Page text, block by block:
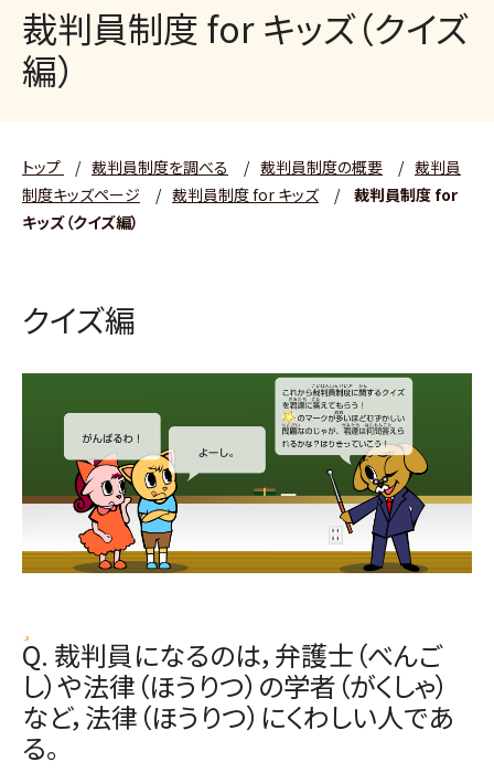
裁判員制度 for キッズ（クイズ
編）
トップ / 裁判員制度を調べる / 裁判員制度の概要 / 裁判員
制度キッズページ
/ 裁判員制度 for キッズ /
裁判員制度 for
キッズ（クイズ編）
クイズ編
Q. 裁判員になるのは，弁護士（べんご
し）や法律（ほうりつ）の学者（がくしゃ）
など，法律（ほうりつ）にくわしい人であ
る。